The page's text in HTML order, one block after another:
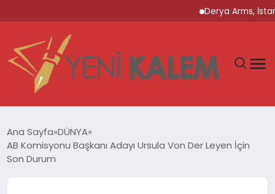
Derya Arms, İstanbul
SPOR
Ana Sayfa DÜNYA
AB Komisyonu Başkanı Adayı Ursula Von Der Leyen İçin
Son Durum